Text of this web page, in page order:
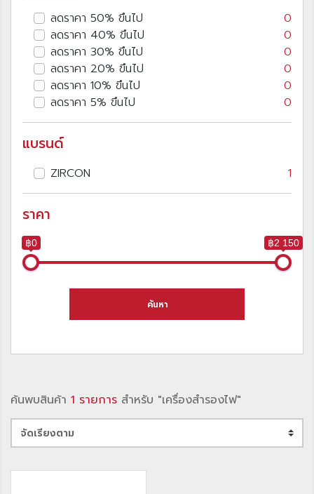
ลดราคา 50% ขึนไป
0
ลดราคา 40% ขึนไป
0
ลดราคา 30% ขึนไป
0
ลดราคา 20% ขึนไป
0
ลดราคา 10% ขึนไป
0
ลดราคา 5% ขึนไป
0
แบรนด์
ZIRCON 1
ราคา
฿0 ฿2 150
ค้นหา
ค้นพบสินค้า 1 รายการ สำหรับ "เครื่องสำรองไฟ"